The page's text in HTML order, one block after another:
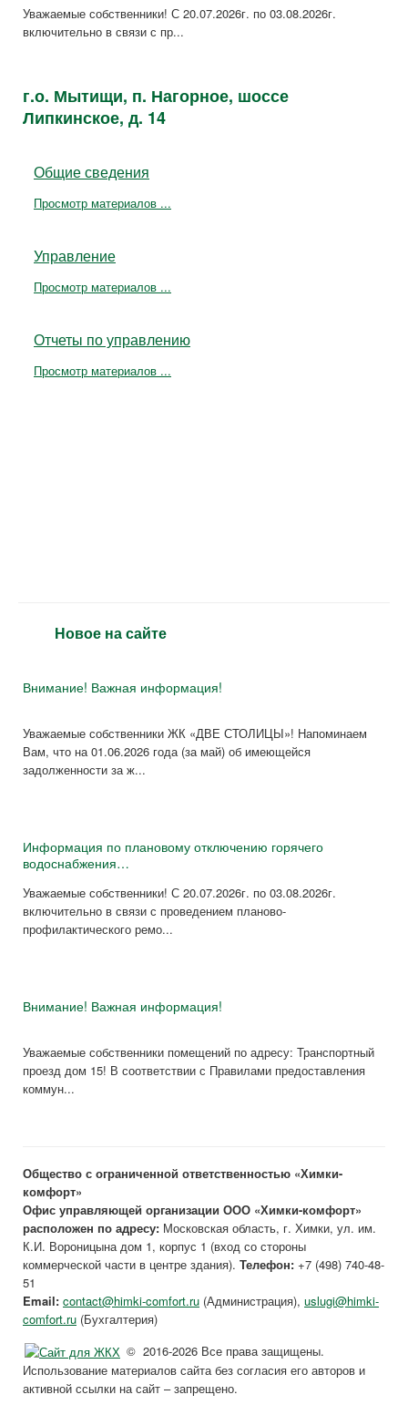
Уважаемые собственники! С 20.07.2026г. по 03.08.2026г.
включительно в связи с пр...
г.о. Мытищи, п. Нагорное, шоссе
Липкинское, д. 14
Общие сведения
Просмотр материалов ...
Управление
Просмотр материалов ...
Отчеты по управлению
Просмотр материалов ...
Новое на сайте
Внимание! Важная информация!
Уважаемые собственники ЖК «ДВЕ СТОЛИЦЫ»! Напоминаем
Вам, что на 01.06.2026 года (за май) об имеющейся
задолженности за ж...
Информация по плановому отключению горячего
водоснабжения…
Уважаемые собственники! С 20.07.2026г. по 03.08.2026г.
включительно в связи с проведением планово-
профилактического ремо...
Внимание! Важная информация!
Уважаемые собственники помещений по адресу: Транспортный
проезд дом 15! В соответствии с Правилами предоставления
коммун...
Общество с ограниченной ответственностью «Химки-
комфорт»
Офис управляющей организации ООО «Химки-комфорт»
расположен по адресу: Московская область, г. Химки, ул. им.
К.И. Вороницына дом 1, корпус 1 (вход со стороны
коммерческой части в центре здания). Телефон: +7 (498) 740-48-
51
Email: contact@himki-comfort.ru (Администрация), uslugi@himki-
comfort.ru (Бухгалтерия)
© 2016-2026 Все права защищены.
Использование материалов сайта без согласия его авторов и
активной ссылки на сайт – запрещено.